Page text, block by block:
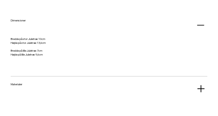
Dimensioner
Bredde på stor Juletræ: 10cm
Højde på stor Juletræ: 13,6cm
Bredde på lille Juletræ: 7cm
Højde på lille Juletræ: 9,6cm
Materialer